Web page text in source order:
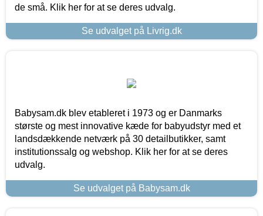
de små. Klik her for at se deres udvalg.
Se udvalget på Livrig.dk
Babysam.dk blev etableret i 1973 og er Danmarks
største og mest innovative kæde for babyudstyr med et
landsdækkende netværk på 30 detailbutikker, samt
institutionssalg og webshop. Klik her for at se deres
udvalg.
Se udvalget på Babysam.dk